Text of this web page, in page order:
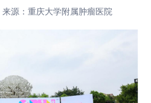
来源：重庆大学附属肿瘤医院